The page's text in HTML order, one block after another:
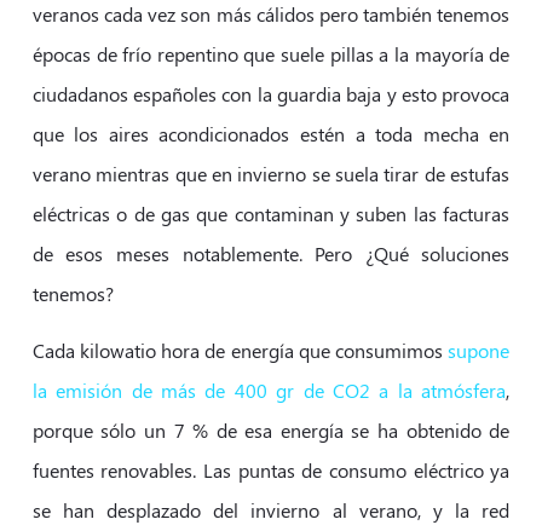
veranos cada vez son más cálidos pero también tenemos
épocas de frío repentino que suele pillas a la mayoría de
ciudadanos españoles con la guardia baja y esto provoca
que los aires acondicionados estén a toda mecha en
verano mientras que en invierno se suela tirar de estufas
eléctricas o de gas que contaminan y suben las facturas
de esos meses notablemente. Pero ¿Qué soluciones
tenemos?
Cada kilowatio hora de energía que consumimossupone
la emisión de más de 400 gr de CO2 a la atmósfera,
porque sólo un 7 % de esa energía se ha obtenido de
fuentes renovables. Las puntas de consumo eléctrico ya
se han desplazado del invierno al verano, y la red